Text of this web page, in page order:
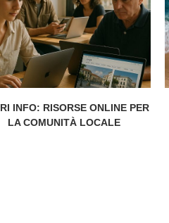
INFO: RISORSE ONLINE PER
LA COMUNITÀ LOCALE